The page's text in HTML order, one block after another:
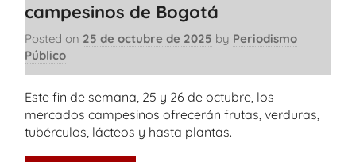
campesinos de Bogotá
Posted on 25 de octubre de 2025 by Periodismo
Público
Este fin de semana, 25 y 26 de octubre, los
mercados campesinos ofrecerán frutas, verduras,
tubérculos, lácteos y hasta plantas.